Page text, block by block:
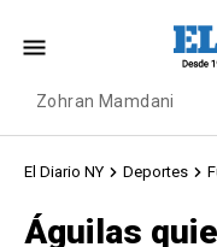
Zohran Mamdani
El Diario NY Deportes
Águilas